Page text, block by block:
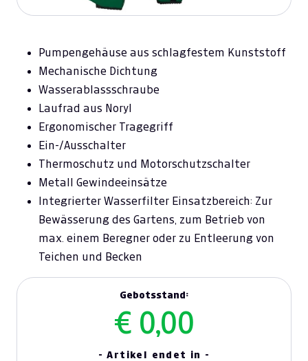
Pumpengehäuse aus schlagfestem Kunststoff
Mechanische Dichtung
Wasserablassschraube
Laufrad aus Noryl
Ergonomischer Tragegriff
Ein-/Ausschalter
Thermoschutz und Motorschutzschalter
Metall Gewindeeinsätze
Integrierter Wasserfilter Einsatzbereich: Zur
Bewässerung des Gartens, zum Betrieb von
max. einem Beregner oder zu Entleerung von
Teichen und Becken
Gebotsstand:
€ 0,00
- Artikel endet in -